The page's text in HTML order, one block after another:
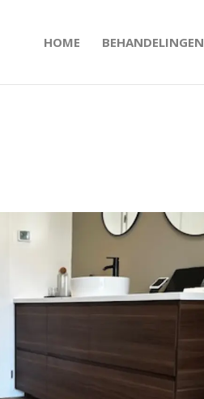
HOME BEHANDELINGEN